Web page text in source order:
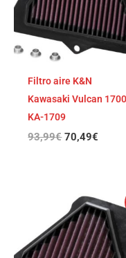
Filtro aire K&N
Kawasaki Vulcan 1700
KA-1709
93,99€ 70,49€
precio
original
era:
93,99€.
El
actual
es: